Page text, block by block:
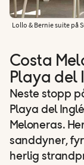
Lollo & Bernie suite på
Costa
Playa del
Neste stopp
Playa del
Meloneras.
sanddyner,
herlig